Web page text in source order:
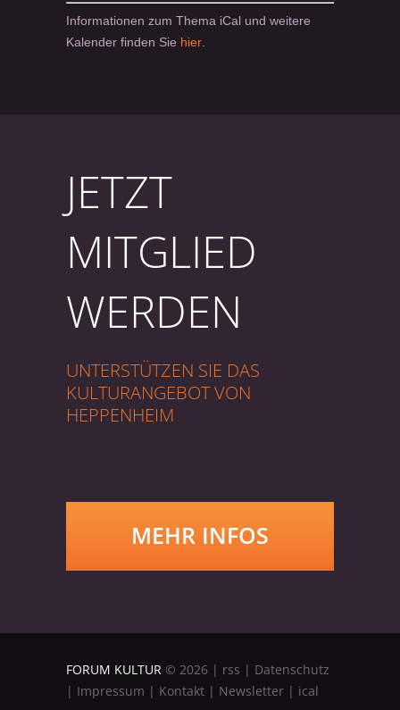
Informationen zum Thema iCal und weitere
Kalender finden Sie hier
JETZT
MITGLIED
WERDEN
UNTERSTÜTZEN SIE DAS
KULTURANGEBOT VON
HEPPENHEIM
MEHR INFOS
FORUM KULTUR © 2026 | rss | Datenschutz
| Impressum | Kontakt | Newsletter | ical